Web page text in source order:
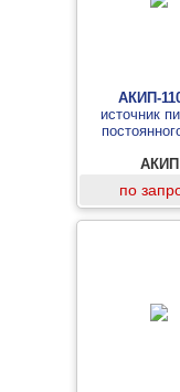
АКИП-
источник
АКИП
по